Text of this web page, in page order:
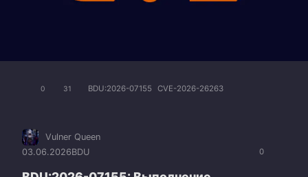
0 31 BDU:2026-07155 CVE-2026-26263
0
Vulner Queen
03.06.2026BDU